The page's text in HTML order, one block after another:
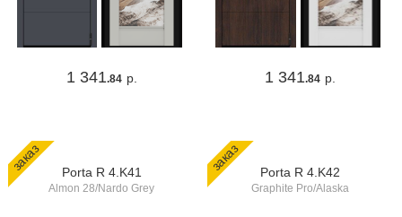
1 341.84 р. 1 341.84 р.
заказ Porta R 4.K41
Almon 28/Nardo Grey
заказ Porta R 4.K42
Graphite Pro/Alaska